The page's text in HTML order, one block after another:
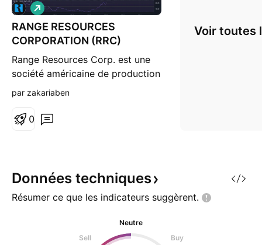
RANGE RESOURCES
CORPORATION (RRC)
Range Resources Corp. est une
société américaine de production
et d'exploration pétrolière et
entreprise fondée en 1976 a été
du Dévonien) dans le gisement
de gaz naturel non conventionnel
d
L
o
n
g
par zakariaben
0
Voir toutes
Données techniques
Résumer ce que les indicateurs suggèrent.
Neutre
Sell
Buy